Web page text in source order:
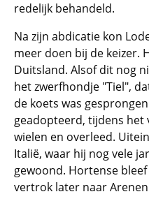
redelijk behandeld.
Na zijn abdicatie kon
meer doen bij de keizer.
Duitsland. Alsof dit nog
het zwerfhondje "Tiel",
de koets was
geadopteerd, tijdens het
wielen en overleed.
Italië, waar hij nog vele
gewoond. Hortense
vertrok later naar